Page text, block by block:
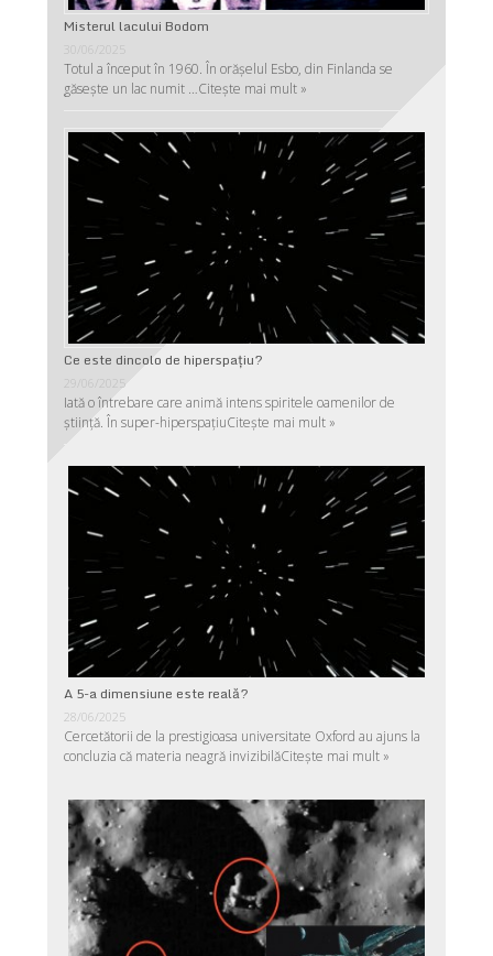
Misterul lacului Bodom
Totul a început în 1960. În orășelul Esbo, din Finlanda se
găsește un lac numit …Citește mai mult »
Ce este dincolo de hiperspaţiu?
29/06/2025
Iată o întrebare care animă intens spiritele oamenilor de
ştiinţă. În super-hiperspaţiuCitește mai mult »
A 5-a dimensiune este reală?
28/06/2025
Cercetătorii de la prestigioasa universitate Oxford au ajuns la
concluzia că materia neagră invizibilăCitește mai mult »